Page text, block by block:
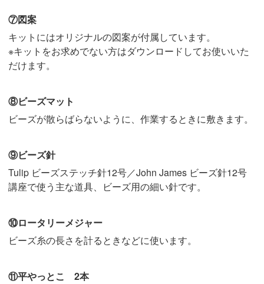
⑦図案
キットにはオリジナルの図案が付属しています。
※キットをお求めでない方はダウンロードしてお使いいた
だけます。
⑧ビーズマット
ビーズが散らばらないように、作業するときに敷きます。
⑨ビーズ針
Tulip ビーズステッチ針12号／John James ビーズ針12号
講座で使う主な道具、ビーズ用の細い針です。
⑩ロータリーメジャー
ビーズ糸の長さを計るときなどに使います。
⑪平やっとこ 2本